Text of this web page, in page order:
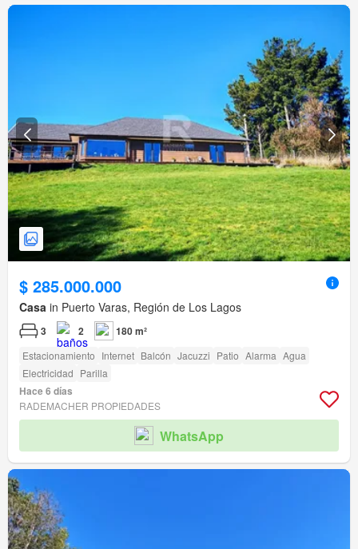
$ 285.000.000
Casa in Puerto Varas, Región de Los Lagos
3 2 180 m²
Estacionamiento Internet Balcón Jacuzzi Patio Alarma Agua
Electricidad Parilla
Hace 6 días
RADEMACHER PROPIEDADES
WhatsApp